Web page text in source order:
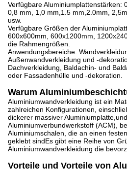
Verfügbare Aluminiumplattenstärken:
0,8 mm, 1,0 mm,1.5 mm,2.0mm,
usw.
Verfügbare Größen der
600x600mm, 600x1200mm,
die Rahmengrößen.
Anwendungsbereiche:
Außenwandverkleidung und -
Dachverkleidung, Baldachin- und
oder Fassadenhülle und -dekoration.
Warum
Aluminiumwandverkleidung ist ein
zahlreichen Konfigurationen,
dickerer massiver Aluminiumplatte,und
Aluminiumverbundwerkstoff (ACM),
Aluminiumschalen, die an einen
geklebt sindEs gibt eine Reihe von
Aluminiumwandverkleidung die
Vorteile und Vorteile von